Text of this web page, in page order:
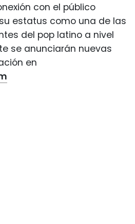
con el público
estatus como una de las
del pop latino a nivel
se anunciarán nuevas
en